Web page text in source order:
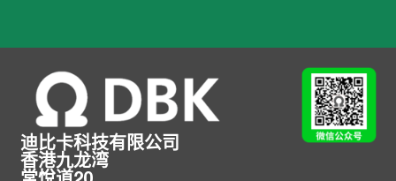
迪比卡科技有限公司
香港九龙湾